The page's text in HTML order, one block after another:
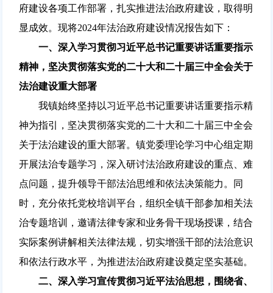
府建设各项工作部署，扎实推进法治政府建设，取得明
显成效。现将2024年法治政府建设情况报告如下：
一、深入学习贯彻习近平总书记重要讲话重要指示
精神，坚决贯彻落实党的二十大和二十届三中全会关于
法治建设重大部署
我镇始终坚持以习近平总书记重要讲话重要指示精
神为指引，坚决贯彻落实党的二十大和二十届三中全会
关于法治建设的重大部署。镇党委理论学习中心组定期
开展法治专题学习，深入研讨法治政府建设的重点、难
点问题，提升领导干部法治思维和依法决策能力。同
时，充分依托党校培训平台，组织全镇干部参加相关法
治专题培训，邀请法律专家和业务骨干现场授课，结合
实际案例讲解相关法律法规，切实增强干部的法治意识
和依法行政水平，为推进法治政府建设奠定坚实基础。
二、深入学习宣传贯彻习近平法治思想，围绕省、